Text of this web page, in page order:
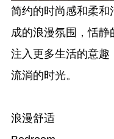
简约的时尚感和柔和
成的浪漫氛围，恬
注入更多生活的意趣
流淌的时光。
浪漫舒适